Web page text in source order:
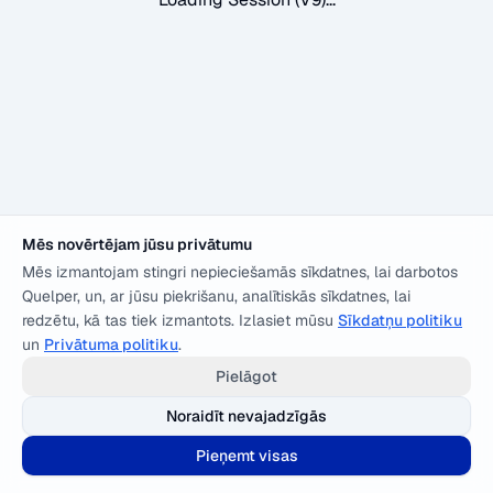
Mēs novērtējam jūsu privātumu
Mēs izmantojam stingri nepieciešamās sīkdatnes, lai darbotos
Quelper, un, ar jūsu piekrišanu, analītiskās sīkdatnes, lai
redzētu, kā tas tiek izmantots. Izlasiet mūsu Sīkdatņu politiku
un Privātuma politiku.
Pielāgot
Noraidīt nevajadzīgās
Pieņemt visas